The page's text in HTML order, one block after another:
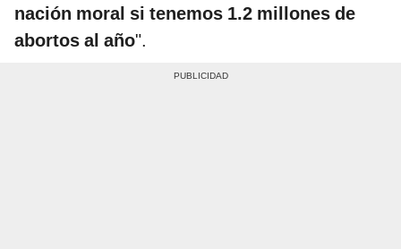
nación moral si tenemos 1.2 millones de
abortos al año".